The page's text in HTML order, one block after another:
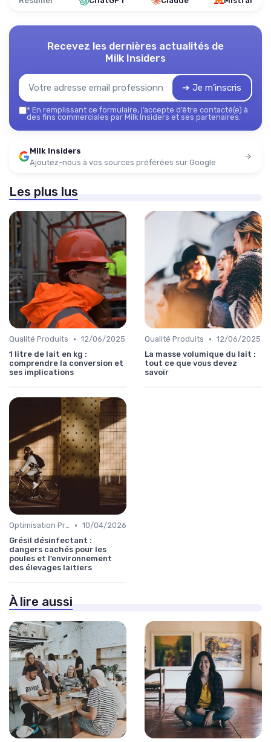
Recevez les dernières actualités de
Milk Insiders
➔ Je m'inscris
* En remplissant ce formulaire, j’accepte d’être contacté(e) à
des fins commerciales par Milk Insiders et ses partenaires.
Milk Insiders
Ajoutez-nous à vos sources préférées sur Google
Les plus lus
Qualité Produits • 12/06/2025
1 litre de lait en kg :
comprendre la conversion et
ses implications
Qualité Produits • 12/06/2025
La masse volumique du lait :
tout ce que vous devez
savoir
Optimisation Production • 10/04/2026
Grésil désinfectant :
dangers cachés pour les
poules et l’environnement
des élevages laitiers
À lire aussi